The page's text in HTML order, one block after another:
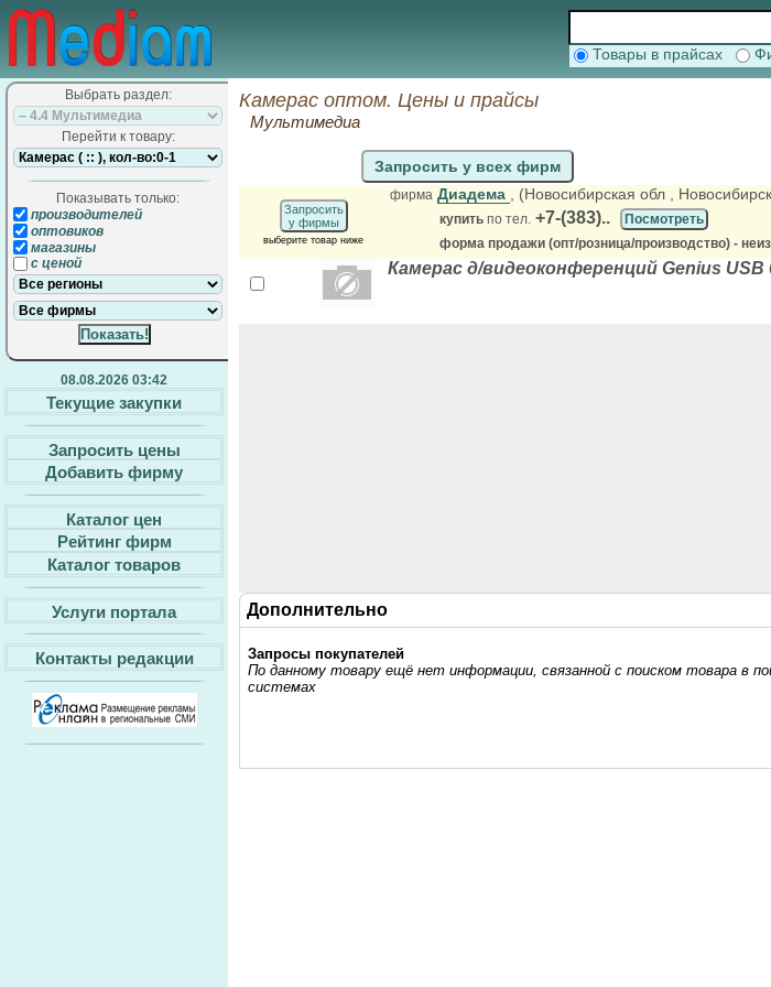
Товары в прайсах
Выбрать раздел:
Перейти к товару:
Показывать только:
производителей
оптовиков
магазины
с ценой
08.08.2026 03:42
Текущие закупки
Запросить цены
Добавить фирму
Каталог цен
Рейтинг фирм
Каталог товаров
Услуги портала
Контакты редакции
Камерас оптом. Цены и прайсы
Мультимедиа
Запросить у всех фирм
Запросить
у фирмы
выберите товар ниже
фирма Диадема , (Новосибирская обл ,
купить по тел. +7-(383)..
Посмотреть
форма продажи (опт/розница/производство) -
Камерас д/видеоконференций Genius USB
Дополнительно
Запросы покупателей
По данному товару ещё нет информации, связанной с поиском товара в
системах